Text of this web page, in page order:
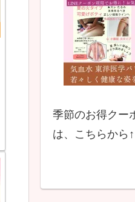
季節のお得クー
は、こちらから